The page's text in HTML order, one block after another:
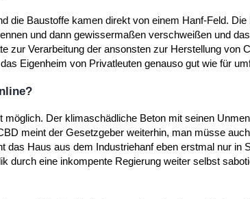
die Baustoffe kamen direkt von einem Hanf-Feld.
und dann gewissermaßen verschweißen und
zur Verarbeitung der ansonsten zur Herstellung von
Eigenheim von Privatleuten genauso gut wie für
Der klimaschädliche Beton mit seinen
meint der Gesetzgeber weiterhin, man müsse
das Haus aus dem Industriehanf eben erstmal nur in
durch eine inkompente Regierung weiter selbst